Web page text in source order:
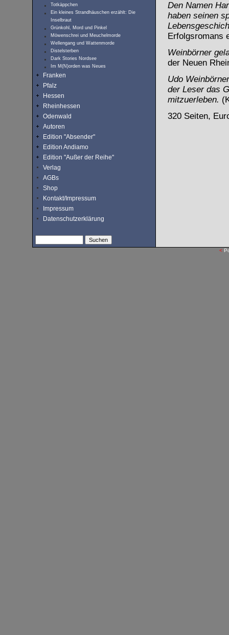
Totkäppchen
Ein kleines Strandhäuschen erzählt: Die
Inselbraut
Grünkohl, Mord und Pinkel
Möwenschrei und Meuchelmorde
Wellengang und Wattenmorde
Distelsterben
Dark Stories Nordsee
Im M(N)orden was Neues
Franken
Pfalz
Hessen
Rheinhessen
Odenwald
Autoren
Edition "Absender"
Edition Andiamo
Edition "Außer der Reihe"
Verlag
AGBs
Shop
Kontakt/Impressum
Impressum
Datenschutzerklärung
Den Namen
haben seinen
Erfolgsromans
Weinbörner
der Neuen
Udo
der Leser das
mitzuerleben. (
320 Seiten,
<